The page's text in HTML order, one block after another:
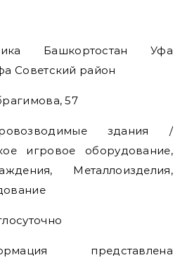
Советский район
57
здания /
игровое оборудование,
Металлоизделия,
представлена